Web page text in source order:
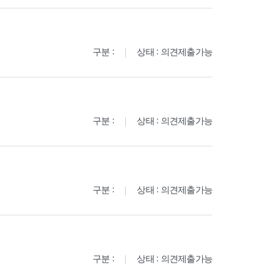
구분 : 상태 : 의견제출가능
구분 : 상태 : 의견제출가능
구분 : 상태 : 의견제출가능
구분 : 상태 : 의견제출가능